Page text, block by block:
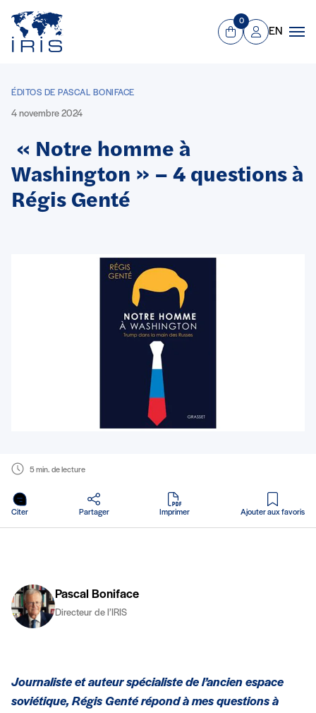
Aller au contenu principal
Panier
0
Mon compte
EN
ÉDITOS DE PASCAL BONIFACE
4 novembre 2024
« Notre homme à
Washington » – 4 questions à
Régis Genté
5 min. de lecture
Citer Partager Imprimer
en PDF
Ajouter aux favoris
Pascal Boniface
Directeur de l’IRIS
Journaliste et auteur spécialiste de l’ancien espace
soviétique, Régis Genté répond à mes questions à